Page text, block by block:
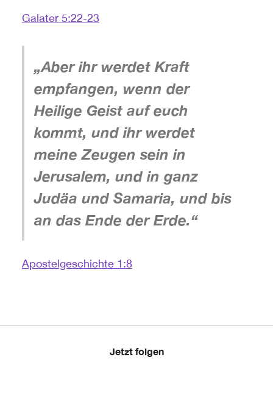
Galater 5:22-23
„Aber ihr werdet Kraft
empfangen, wenn der
Heilige Geist auf euch
kommt, und ihr werdet
meine Zeugen sein in
Jerusalem, und in ganz
Judäa und Samaria, und bis
an das Ende der Erde.“
Apostelgeschichte 1:8
Jetzt folgen